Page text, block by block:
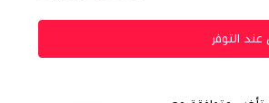
التوفر